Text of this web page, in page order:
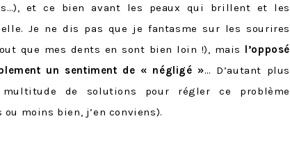
et ce bien avant les peaux qui brillent et les
Je ne dis pas que je fantasme sur les sourires
que mes dents en sont bien loin !), mais l’opposé
un sentiment de « négligé »… D’autant plus
de solutions pour régler ce problème
moins bien, j’en conviens).